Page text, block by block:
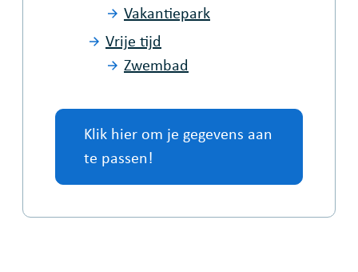
Vakantiepark
Vrije tijd
Zwembad
Klik hier om je gegevens aan
te passen!